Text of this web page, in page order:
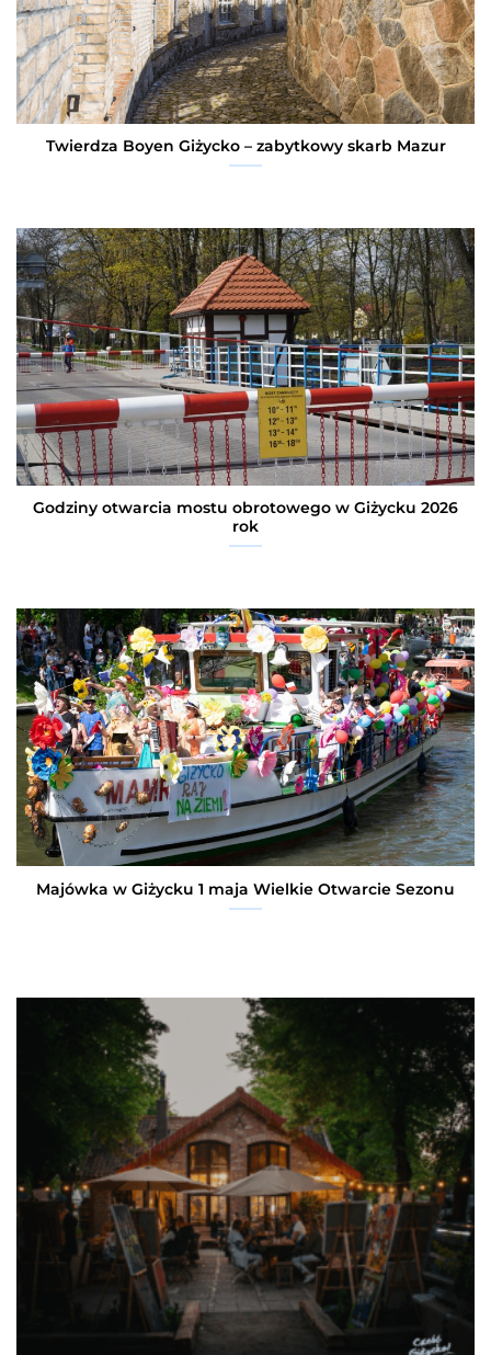
Twierdza Boyen Giżycko – zabytkowy skarb Mazur
Godziny otwarcia mostu obrotowego w Giżycku 2026
rok
Majówka w Giżycku 1 maja Wielkie Otwarcie Sezonu